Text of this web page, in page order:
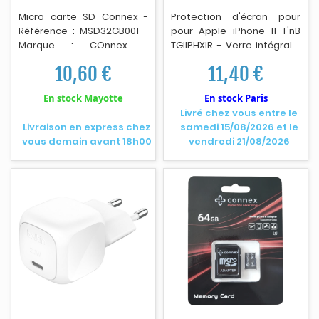
pratique des appareils
sans poser un souci de
câble.
Micro carte SD Connex -
Référence : MSD32GB001 -
Marque : COnnex -
du pack : 1 microSD, 1
adaptateur SD, 1 manuel
utilisateur - EAN
Livraison en express chez
vous demain avant 18h00
10,60 €
En stock Mayotte
Protection d'écran pour
pour Apple iPhone 11 T'nB
TGIIPHXIR - Verre intégral -
cadre : Noir - EAN
: 3303170096659.
Livré chez vous entre le
samedi 15/08/2026 et le
vendredi 21/08/2026
11,40 €
En stock Paris